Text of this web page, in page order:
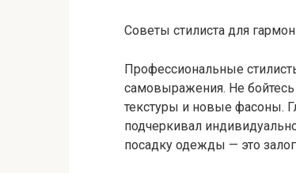
Советы стилиста для
Профессиональные
самовыражения. Не
текстуры и новые фасоны.
подчеркивал
посадку одежды — это